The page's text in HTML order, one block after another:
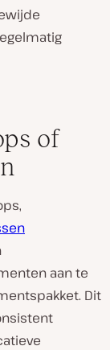
of
aan te
Dit